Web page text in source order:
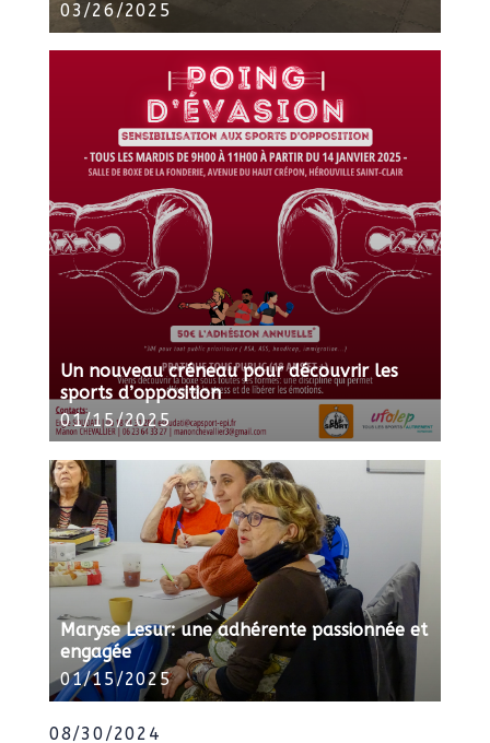
03/26/2025
Un nouveau créneau pour découvrir les
sports d’opposition
01/15/2025
Maryse Lesur: une adhérente passionnée et
engagée
01/15/2025
08/30/2024